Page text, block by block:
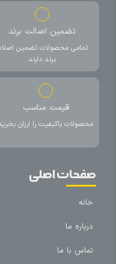
تضمین اصالت برند
تمامی محصولات تضمین
برند دارند
قیمت مناسب
محصولات باکیفیت را ارزان
صفحات اصلی
خانه
درباره ما
تماس با ما